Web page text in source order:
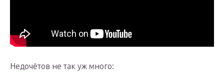
Недочётов не так уж много: